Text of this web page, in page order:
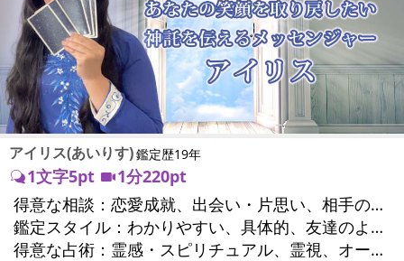
アイリス(あいりす)鑑定歴19年
1文字5pt
1分220pt
得意な相談：
恋愛成就、出会い・片思い、相手の気持ち、相性、結婚、男心・女心、二人の今後、複雑な恋愛、浮気、不倫、復活愛、復縁、離婚、同性愛・LGBT、人間関係、職場の人間関係、対人関係、仕事運、適職、転職、就職、家族関係、夫婦関係、家庭問題、育児・子育て、シングルマザー、精神問題、心の問題、トラウマ、ストレス、健康運、金運、金銭トラブル
鑑定スタイル：
わかりやすい、具体的、友達のように相談できる、聞き上手、とても話しやすい、じっくり聞いてくれる、愛にあふれ温かい、前向き・元気になれる
得意な占術：
霊感・スピリチュアル、霊視、オーラ、タロット、オラクルカード